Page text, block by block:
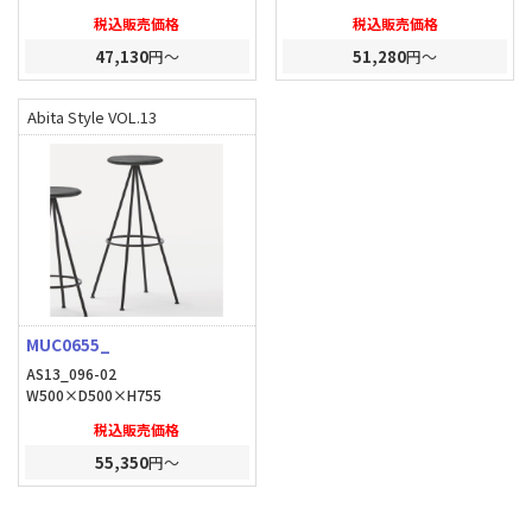
税込販売価格
47,130円～
税込販売価格
51,280円～
Abita Style VOL.13
MUC0655_
AS13_096-02
W500×D500×H755
税込販売価格
55,350円～